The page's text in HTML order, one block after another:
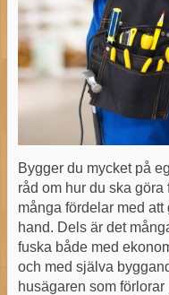
Bygger du mycket på
råd om hur du ska
många fördelar med
hand. Dels är det
fuska både med
och med själva
husägaren som